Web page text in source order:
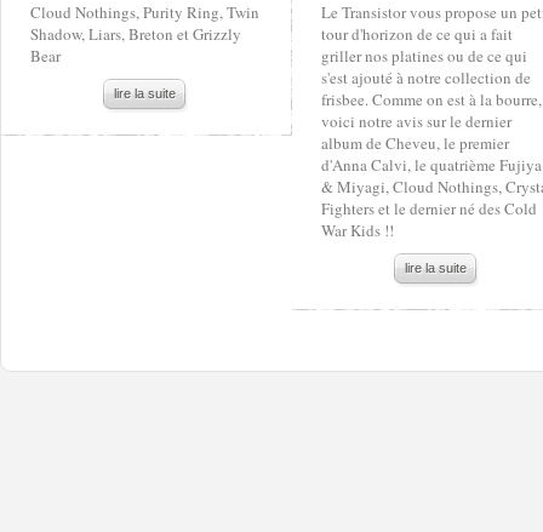
Cloud Nothings, Purity Ring, Twin
Shadow, Liars, Breton et Grizzly
Bear
lire la suite
Le Transistor vous propose un
tour d'horizon de ce qui a fait
griller nos platines ou de ce qui
s'est ajouté à notre collection de
frisbee. Comme on est à la bourre,
voici notre avis sur le dernier
album de Cheveu, le premier
d'Anna Calvi, le quatrième Fujiya
& Miyagi, Cloud Nothings,
Fighters et le dernier né des Cold
War Kids !!
lire la suite